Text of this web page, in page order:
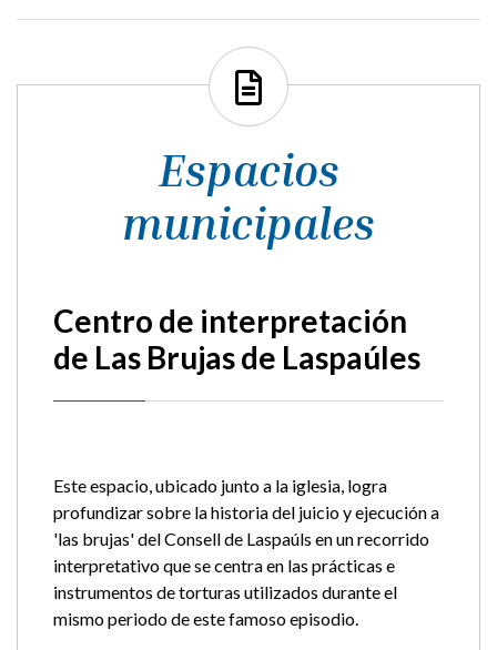
Espacios
municipales
Centro de interpretación
de Las Brujas de Laspaúles
Este espacio, ubicado junto a la iglesia, logra
profundizar sobre la historia del juicio y ejecución a
'las brujas' del Consell de Laspaúls en un recorrido
interpretativo que se centra en las prácticas e
instrumentos de torturas utilizados durante el
mismo periodo de este famoso episodio.